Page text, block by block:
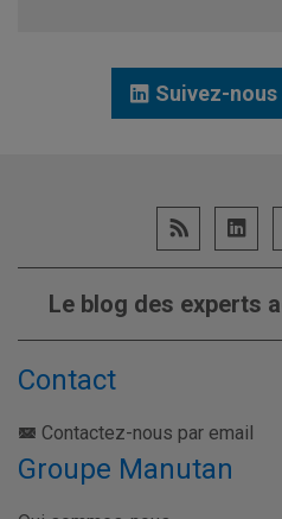
Suivez-
Le blog des experts
Contact
Contactez-nous par email
Groupe Manutan